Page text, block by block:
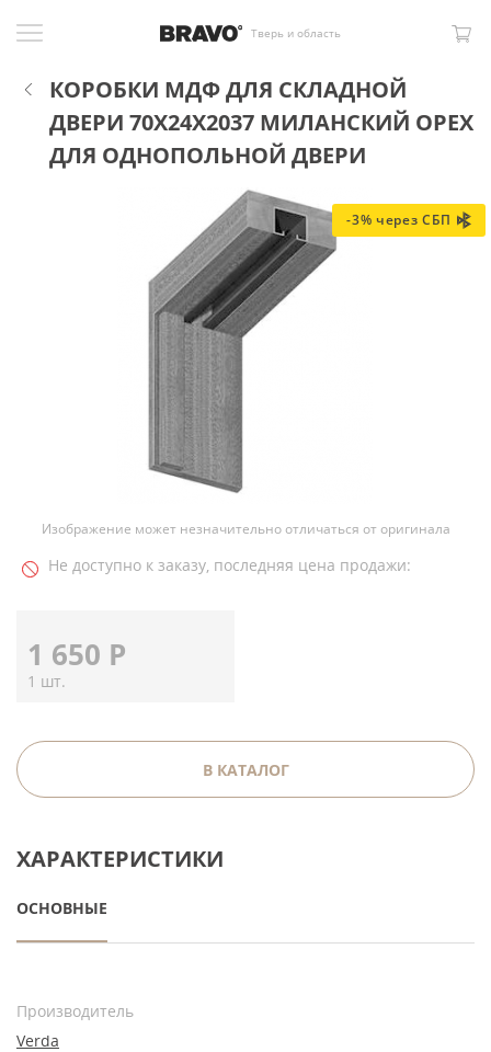
Тверь и область
КОРОБКИ МДФ ДЛЯ СКЛАДНОЙ
ДВЕРИ 70X24X2037 МИЛАНСКИЙ ОРЕХ
ДЛЯ ОДНОПОЛЬНОЙ ДВЕРИ
-3% через СБП
Изображение может незначительно отличаться от оригинала
Не доступно к заказу, последняя цена продажи:
1 650 Р
1 шт.
В КАТАЛОГ
ХАРАКТЕРИСТИКИ
ОСНОВНЫЕ
Производитель
Verda